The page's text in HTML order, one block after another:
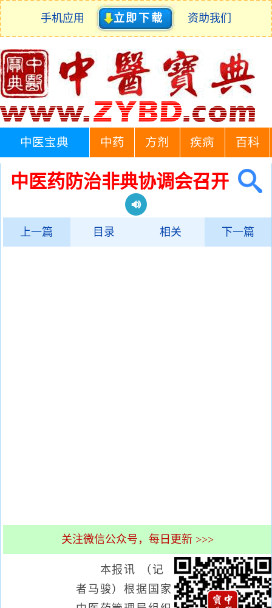
手机应用 立即下载 资助我们
中医宝典 中药 方剂 疾病 百科
中医药防治非典协调会召开
上一篇 目录 相关 下一篇
关注微信公众号，每日更新 >>>
本报讯 （记
者马骏）根据国家